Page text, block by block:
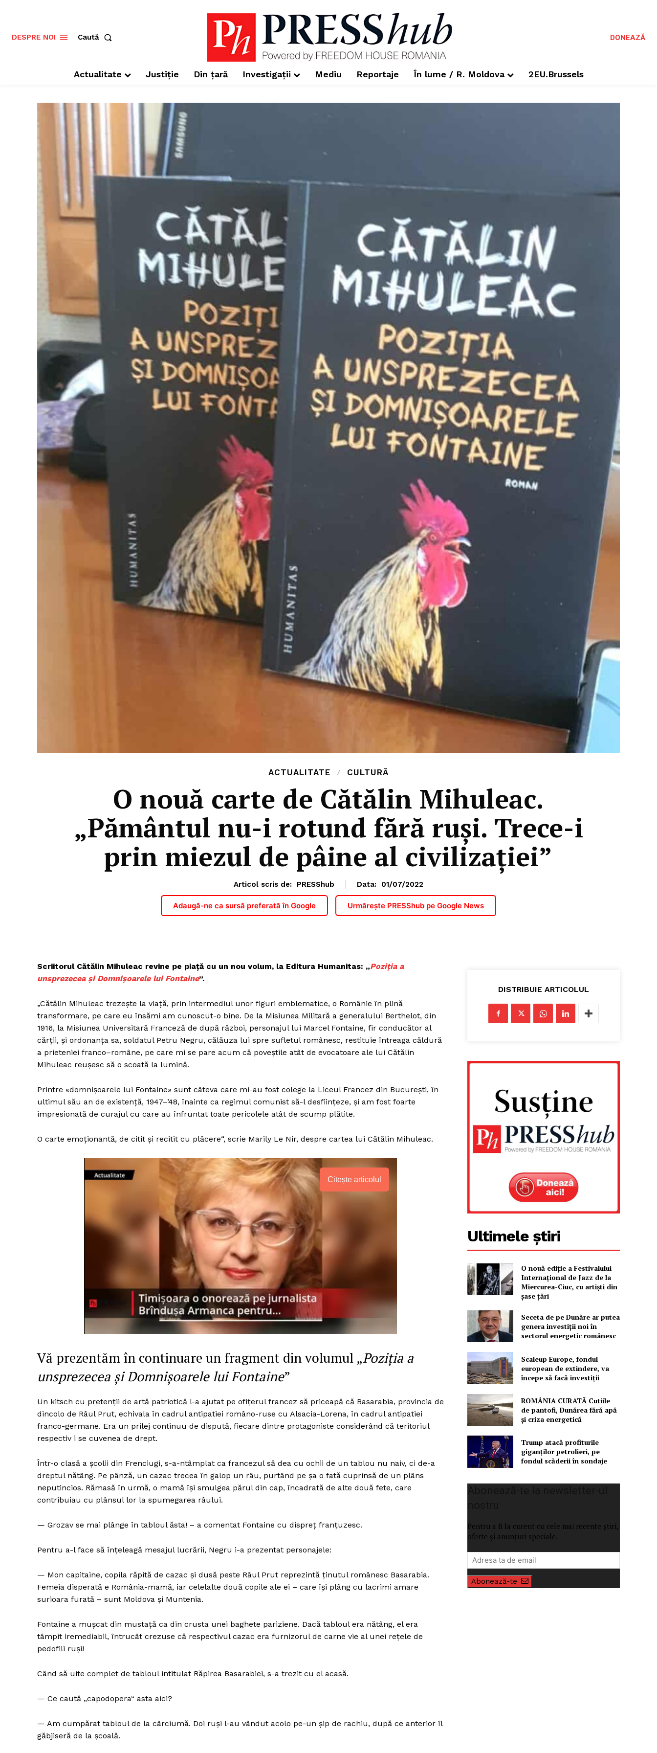
Un proiect
ROMÂNIA
Proiecte editoriale
Rețea
DESPRE NOI Caută DONEAZĂ
Actualitate Justiție Din țară Investigații Mediu Reportaje În lume / R. Moldova 2EU.Brussels
ACTUALITATE CULTURĂ
O nouă carte de Cătălin Mihuleac.
„Pământul nu-i rotund fără ruși. Trece-i
prin miezul de pâine al civilizației”
Articol scris de: PRESShub Data: 01/07/2022
Adaugă-ne ca sursă preferată în Google Urmărește PRESShub pe Google News
Scriitorul Cătălin Mihuleac revine pe piață cu un nou volum, la Editura Humanitas: „Poziția a
unsprezecea și Domnișoarele lui Fontaine”.
„Cătălin Mihuleac trezește la viață, prin intermediul unor figuri emblematice, o Românie în plină
transformare, pe care eu însămi am cunoscut-o bine. De la Misiunea Militară a generalului Berthelot, din
1916, la Misiunea Universitară Franceză de după război, personajul lui Marcel Fontaine, fir conducător al
cărții, și ordonanța sa, soldatul Petru Negru, călăuza lui spre sufletul românesc, restituie întreaga căldură
a prieteniei franco–române, pe care mi se pare acum că poveștile atât de evocatoare ale lui Cătălin
Mihuleac reușesc să o scoată la lumină.
Printre «domnișoarele lui Fontaine» sunt câteva care mi-au fost colege la Liceul Francez din București, în
ultimul său an de existență, 1947–’48, înainte ca regimul comunist să-l desființeze, și am fost foarte
impresionată de curajul cu care au înfruntat toate pericolele atât de scump plătite.
O carte emoționantă, de citit și recitit cu plăcere“, scrie Marily Le Nir, despre cartea lui Cătălin Mihuleac.
Citește articolul
Vă prezentăm în continuare un fragment din volumul „Poziția a
unsprezecea și Domnișoarele lui Fontaine”
Un kitsch cu pretenții de artă patriotică l-a ajutat pe ofițerul francez să priceapă că Basarabia, provincia de
dincolo de Râul Prut, echivala în cadrul antipatiei româno-ruse cu Alsacia-Lorena, în cadrul antipatiei
franco-germane. Era un prilej continuu de dispută, fiecare dintre protagoniste considerând că teritoriul
respectiv i se cuvenea de drept.
Într-o clasă a școlii din Frenciugi, s-a-ntâmplat ca francezul să dea cu ochii de un tablou nu naiv, ci de-a
dreptul nătâng. Pe pânză, un cazac trecea în galop un râu, purtând pe șa o fată cuprinsă de un plâns
neputincios. Rămasă în urmă, o mamă își smulgea părul din cap, încadrată de alte două fete, care
contribuiau cu plânsul lor la spumegarea râului.
— Grozav se mai plânge în tabloul ăsta! – a comentat Fontaine cu dispreț franțuzesc.
Pentru a-l face să înțeleagă mesajul lucrării, Negru i-a prezentat personajele:
— Mon capitaine, copila răpită de cazac și dusă peste Râul Prut reprezintă ținutul românesc Basarabia.
Femeia disperată e România-mamă, iar celelalte două copile ale ei – care își plâng cu lacrimi amare
surioara furată – sunt Moldova și Muntenia.
Fontaine a mușcat din mustață ca din crusta unei baghete pariziene. Dacă tabloul era nătâng, el era
tâmpit iremediabil, întrucât crezuse că respectivul cazac era furnizorul de carne vie al unei rețele de
pedofili ruși!
Când să uite complet de tabloul intitulat Răpirea Basarabiei, s-a trezit cu el acasă.
— Ce caută „capodopera“ asta aici?
— Am cumpărat tabloul de la cârciumă. Doi ruși l-au vândut acolo pe-un șip de rachiu, după ce anterior îl
găbjiseră de la școală.
DISTRIBUIE ARTICOLUL
Ultimele știri
O nouă ediţie a Festivalului
Internaţional de Jazz de la
Miercurea-Ciuc, cu artişti din
şase ţări
Seceta de pe Dunăre ar putea
genera investiții noi în
sectorul energetic românesc
Scaleup Europe, fondul
european de extindere, va
începe să facă investiții
ROMÂNIA CURATĂ Cutiile
de pantofi, Dunărea fără apă
și criza energetică
Trump atacă profiturile
giganților petrolieri, pe
fondul scăderii în sondaje
Pentru a fi la curent cu cele mai recente știri,
oferte și anunțuri speciale.
Abonează-te